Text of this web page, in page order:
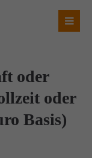
oder
oder
Basis)